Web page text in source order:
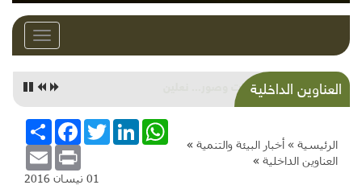
Toggle
العناوين الداخليةحكايات وصور... نعلين
الرئيسية » أخبار البيئة والتنمية »
العناوين الداخلية »
انشر
FacebookTwitterLinkedInWhatsApp
Email Print
01 نيسان 2016